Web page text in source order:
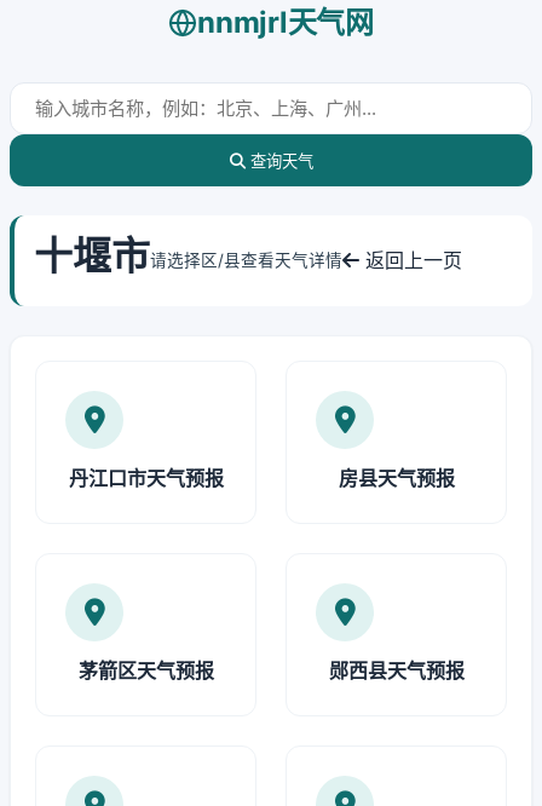
nnmjrl天气网
查询天气
十堰市请选择区/县查看天气详情 返回上一页
丹江口市天气预报 房县天气预报
茅箭区天气预报 郧西县天气预报